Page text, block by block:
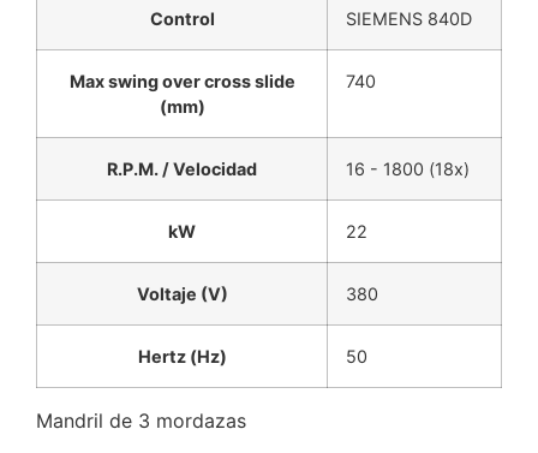
Control SIEMENS 840D
Max swing over cross slide
(mm)
740
R.P.M. / Velocidad 16 - 1800 (18x)
kW 22
Voltaje (V) 380
Hertz (Hz) 50
Mandril de 3 mordazas